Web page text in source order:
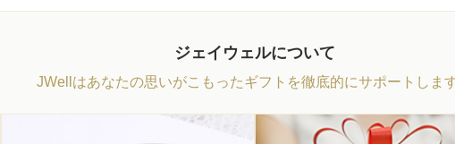
ジェイウェルについて
JWellはあなたの思いがこもったギフトを徹底的にサポートしま